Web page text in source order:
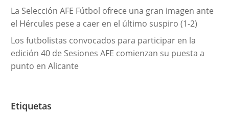
La Selección AFE Fútbol ofrece una gran imagen ante
el Hércules pese a caer en el último suspiro (1-2)
Los futbolistas convocados para participar en la
edición 40 de Sesiones AFE comienzan su puesta a
punto en Alicante
Etiquetas